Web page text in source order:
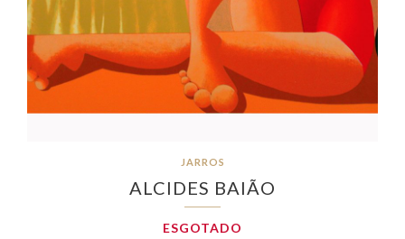
JARROS
ALCIDES BAIÃO
ESGOTADO